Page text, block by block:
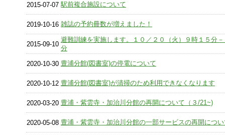
2015-07-07 駅前複合施設について
2019-10-16 雑誌の予約冊数が増えました！
2015-09-10
避難訓練を実施します。１０／２０（火）９時１５分
分
2020-10-30 豊浦分館(図書室)の停電について
2020-10-12 豊浦分館(図書室)が清掃のため利用できなくなります
2020-03-20 豊浦・紫雲寺・加治川分館の再開について（３/21~)
2020-05-08 豊浦・紫雲寺・加治川分館の一部サービスの再開につ